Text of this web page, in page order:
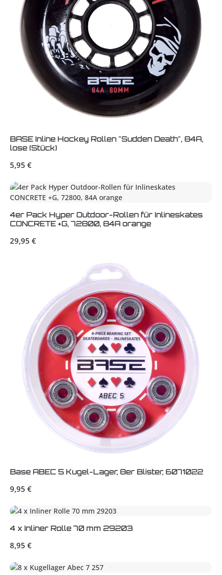
BASE Inline Hockey Rollen "Sudden Death", 84A,
lose (Stück)
Regulärer Preis:
5,95 €
4er Pack Hyper Outdoor-Rollen für Inlineskates
CONCRETE +G, 72800, 84A orange
Regulärer Preis:
29,95 €
Base ABEC 5 Kugel-Lager, 8er Blister, 6071022
Regulärer Preis:
9,95 €
4 x Inliner Rolle 70 mm 29203
Regulärer Preis:
8,95 €